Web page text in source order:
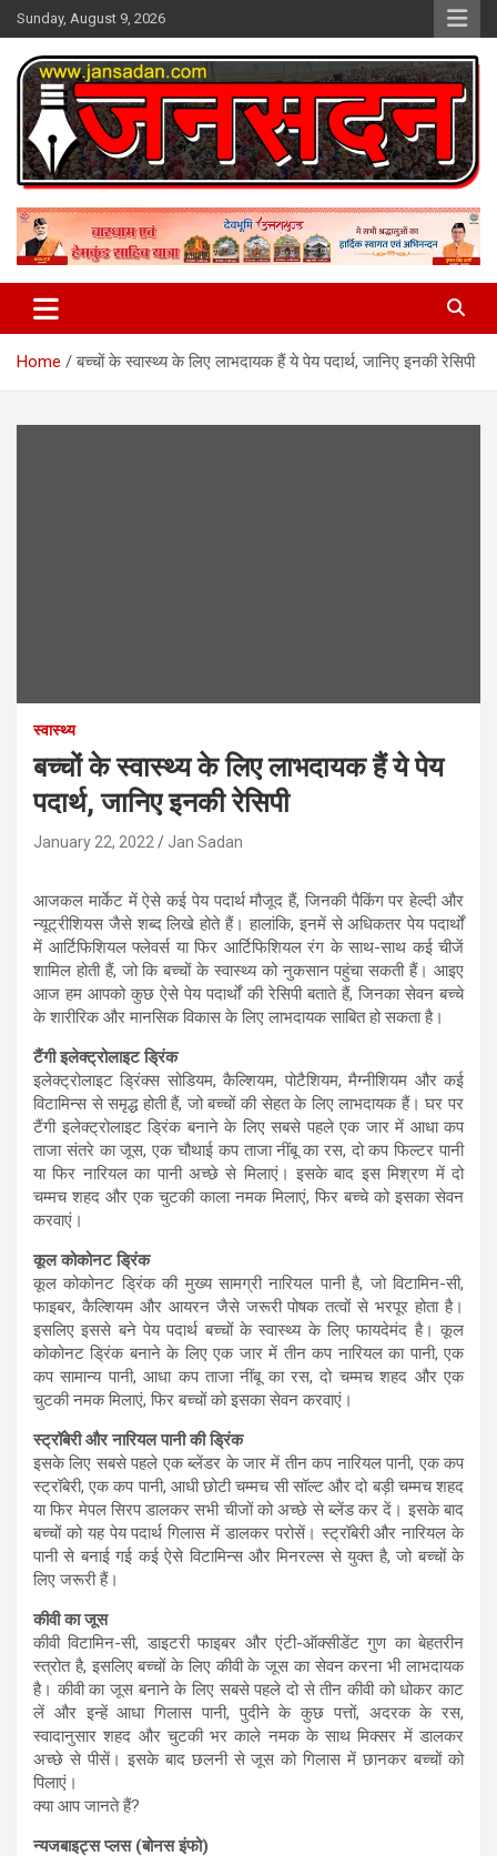
Skip
to
content
Sunday, August 9, 2026
Jan Sadan
Home बच्चों के स्वास्थ्य के लिए लाभदायक हैं ये पेय पदार्थ, जानिए इनकी रेसिपी
स्वास्थ्य
बच्चों के स्वास्थ्य के लिए लाभदायक हैं ये पेय
पदार्थ, जानिए इनकी रेसिपी
January 22, 2022 Jan Sadan
आजकल मार्केट में ऐसे कई पेय पदार्थ मौजूद हैं, जिनकी पैकिंग पर हेल्दी और
न्यूट्रीशियस जैसे शब्द लिखे होते हैं। हालांकि, इनमें से अधिकतर पेय पदार्थों
में आर्टिफिशियल फ्लेवर्स या फिर आर्टिफिशियल रंग के साथ-साथ कई चीजें
शामिल होती हैं, जो कि बच्चों के स्वास्थ्य को नुकसान पहुंचा सकती हैं। आइए
आज हम आपको कुछ ऐसे पेय पदार्थों की रेसिपी बताते हैं, जिनका सेवन बच्चे
के शारीरिक और मानसिक विकास के लिए लाभदायक साबित हो सकता है।
टैंगी इलेक्ट्रोलाइट ड्रिंक
इलेक्ट्रोलाइट ड्रिंक्स सोडियम, कैल्शियम, पोटैशियम, मैग्नीशियम और कई
विटामिन्स से समृद्ध होती हैं, जो बच्चों की सेहत के लिए लाभदायक हैं। घर पर
टैंगी इलेक्ट्रोलाइट ड्रिंक बनाने के लिए सबसे पहले एक जार में आधा कप
ताजा संतरे का जूस, एक चौथाई कप ताजा नींबू का रस, दो कप फिल्टर पानी
या फिर नारियल का पानी अच्छे से मिलाएं। इसके बाद इस मिश्रण में दो
चम्मच शहद और एक चुटकी काला नमक मिलाएं, फिर बच्चे को इसका सेवन
करवाएं।
कूल कोकोनट ड्रिंक
कूल कोकोनट ड्रिंक की मुख्य सामग्री नारियल पानी है, जो विटामिन-सी,
फाइबर, कैल्शियम और आयरन जैसे जरूरी पोषक तत्वों से भरपूर होता है।
इसलिए इससे बने पेय पदार्थ बच्चों के स्वास्थ्य के लिए फायदेमंद है। कूल
कोकोनट ड्रिंक बनाने के लिए एक जार में तीन कप नारियल का पानी, एक
कप सामान्य पानी, आधा कप ताजा नींबू का रस, दो चम्मच शहद और एक
चुटकी नमक मिलाएं, फिर बच्चों को इसका सेवन करवाएं।
स्ट्रॉबेरी और नारियल पानी की ड्रिंक
इसके लिए सबसे पहले एक ब्लेंडर के जार में तीन कप नारियल पानी, एक कप
स्ट्रॉबेरी, एक कप पानी, आधी छोटी चम्मच सी सॉल्ट और दो बड़ी चम्मच शहद
या फिर मेपल सिरप डालकर सभी चीजों को अच्छे से ब्लेंड कर दें। इसके बाद
बच्चों को यह पेय पदार्थ गिलास में डालकर परोसें। स्ट्रॉबेरी और नारियल के
पानी से बनाई गई कई ऐसे विटामिन्स और मिनरल्स से युक्त है, जो बच्चों के
लिए जरूरी हैं।
कीवी का जूस
कीवी विटामिन-सी, डाइटरी फाइबर और एंटी-ऑक्सीडेंट गुण का बेहतरीन
स्त्रोत है, इसलिए बच्चों के लिए कीवी के जूस का सेवन करना भी लाभदायक
है। कीवी का जूस बनाने के लिए सबसे पहले दो से तीन कीवी को धोकर काट
लें और इन्हें आधा गिलास पानी, पुदीने के कुछ पत्तों, अदरक के रस,
स्वादानुसार शहद और चुटकी भर काले नमक के साथ मिक्सर में डालकर
अच्छे से पीसें। इसके बाद छलनी से जूस को गिलास में छानकर बच्चों को
पिलाएं।
क्या आप जानते हैं?
न्यजबाइट्स प्लस (बोनस इंफो)